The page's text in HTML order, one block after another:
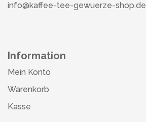
info@kaffee-tee-gewuerze-shop.de
Information
Mein Konto
Warenkorb
Kasse